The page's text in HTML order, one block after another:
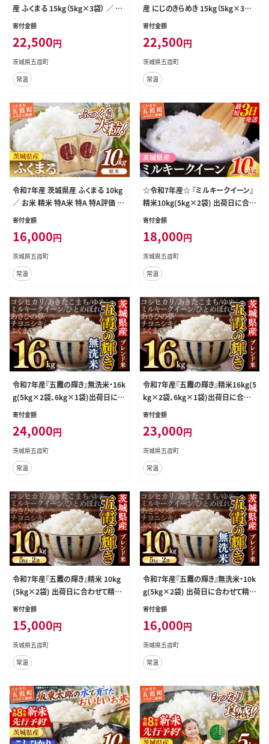
産 ふくまる 15kg（5kg×3袋） ／ 新
米 先行受付 先行予約 2026年 米 お
心 美味しい 茨城県 五霞町
寄付金額
22,500円
茨城県五霞町
常温
産 にじのきらめき 15kg（5kg×3袋）
／ 新米 先行受付 先行予約 2026年
城県 五霞町
寄付金額
22,500円
茨城県五霞町
常温
令和7年産 茨城県産 ふくまる 10kg
／ お米 精米 特A米 特A 特A評価 旨
味 安心 美味しい 茨城県 五霞町【価
寄付金額
16,000円
茨城県五霞町
常温
☆令和7年産☆ 『ミルキークイーン』
精米10kg(5kg×2袋) 出荷日に合わ
せて精米/ 米 お米 10kg コメ こめ 人
茨城県 五霞町【価格変更AB】
寄付金額
18,000円
茨城県五霞町
常温
令和7年産『五霞の輝き』無洗米・16k
g(5kg×2袋、6kg×1袋)出荷日に合
わせて精米 - ブレンド米 お米 コシヒ
ひとめぼれ ゆめひたち あさひの夢
チヨニシキ ふくまる 家庭用 家計応
援 訳あり 茨城県 五霞町 【価格改定
ZL1】
寄付金額
24,000円
茨城県五霞町
常温
令和7年産『五霞の輝き』精米16kg(5
kg×2袋、6kg×1袋)出荷日に合わ
せて精米 ブレンド米 コシヒカリ あき
れ ゆめひたち あさひの夢 チヨニシ
キ ふくまる 家庭用 家計応援 訳あり
【価格改定ZL1】
寄付金額
23,000円
茨城県五霞町
常温
令和7年産『五霞の輝き』精米 10kg
(5kg×2袋) 出荷日に合わせて精米 -
ブレンド米 米 コシヒカリ あきたこま
めひたち あさひの夢 チヨニシキ ふく
まる 家庭用 家計応援 訳あり 茨城県
五霞町【価格改定】
寄付金額
15,000円
茨城県五霞町
常温
令和7年産『五霞の輝き』無洗米・10k
g(5kg×2袋) 出荷日に合わせて精米
- ブレンド米 お米 コシヒカリ あきた
ゆめひたち あさひの夢 チヨニシキ
ふくまる 家庭用 家計応援 訳あり 茨
城県 五霞町【価格改定】
寄付金額
16,000円
茨城県五霞町
常温